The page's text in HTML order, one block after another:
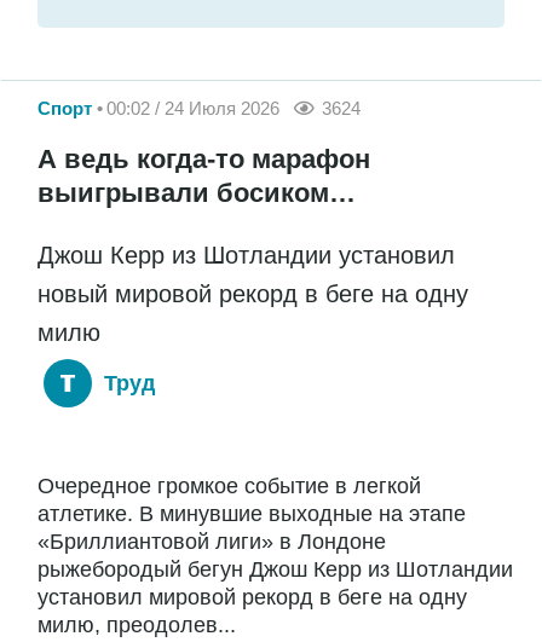
Спорт 00:02 / 24 Июля 2026 3624
А ведь когда-то марафон
выигрывали босиком…
Джош Керр из Шотландии установил
новый мировой рекорд в беге на одну
милю
Труд
Очередное громкое событие в легкой
атлетике. В минувшие выходные на этапе
«Бриллиантовой лиги» в Лондоне
рыжебородый бегун Джош Керр из Шотландии
установил мировой рекорд в беге на одну
милю, преодолев...